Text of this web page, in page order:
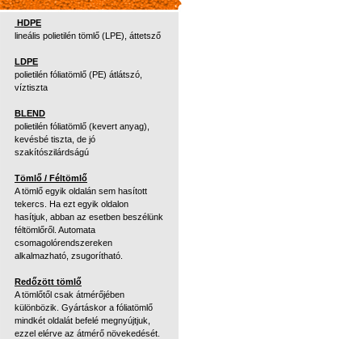
HDPE
lineális polietilén tömlő (LPE), áttetsző
LDPE
polietilén fóliatömlő (PE) átlátszó,
víztiszta
BLEND
polietilén fóliatömlő (kevert anyag),
kevésbé tiszta, de jó
szakítószilárdságú
Tömlő / Féltömlő
A tömlő egyik oldalán sem hasított
tekercs. Ha ezt egyik oldalon
hasítjuk, abban az esetben beszélünk
féltömlőről. Automata
csomagolórendszereken
alkalmazható, zsugorítható.
Redőzött tömlő
A tömlőtől csak átmérőjében
különbözik. Gyártáskor a fóliatömlő
mindkét oldalát befelé megnyújtjuk,
ezzel elérve az átmérő növekedését.